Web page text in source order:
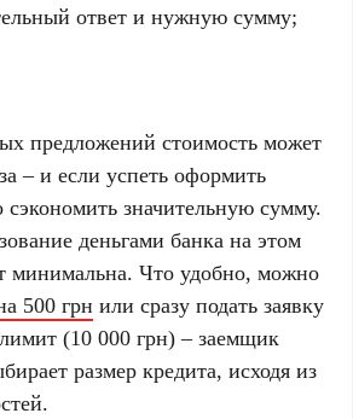
ответ и нужную сумму;
предложений стоимость может
– и если успеть оформить
значительную сумму.
деньгами банка на этом
минимальна. Что удобно, можно
500 грн или сразу подать заявку
(10 000 грн) – заемщик
размер кредита, исходя из